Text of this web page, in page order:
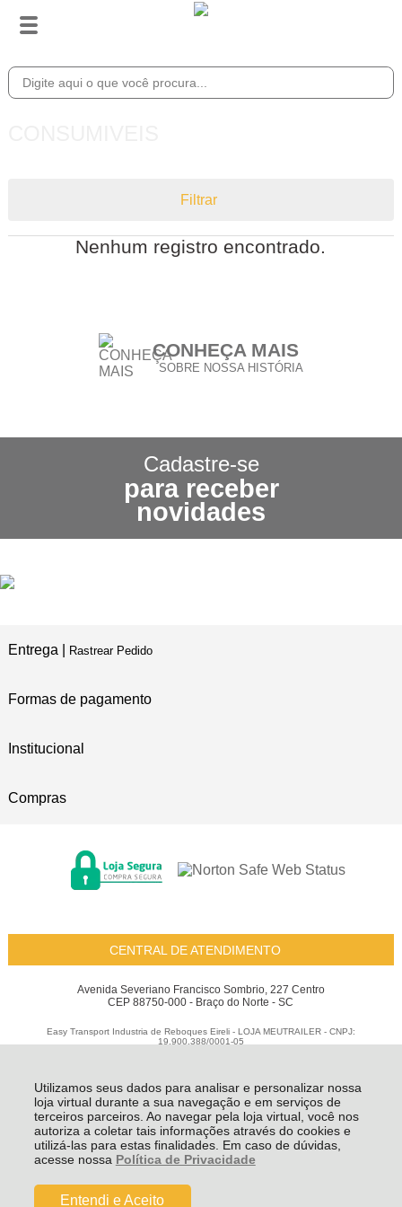
Utilizamos seus dados para analisar e personalizar nossa
loja virtual durante a sua navegação e em serviços de
terceiros parceiros. Ao navegar pela loja virtual, você nos
autoriza a coletar tais informações através do cookies e
utilizá-las para estas finalidades. Em caso de dúvidas,
acesse nossa Política de Privacidade
Entendi e Aceito
Filtrar
Nenhum registro encontrado.
CONHEÇA MAIS
SOBRE NOSSA HISTÓRIA
POLÍTICA DE FRETE GRÁTIS
3X SEM JUROS
NO CARTÃO DE CRÉDITO
Cadastre-se
para receber
novidades
Entrega | Rastrear Pedido
Formas de pagamento
Institucional
Compras
CENTRAL DE ATENDIMENTO
Avenida Severiano Francisco Sombrio, 227 Centro
CEP 88750-000 - Braço do Norte - SC
Easy Transport Industria de Reboques Eireli - LOJA MEUTRAILER - CNPJ:
19.900.388/0001-05